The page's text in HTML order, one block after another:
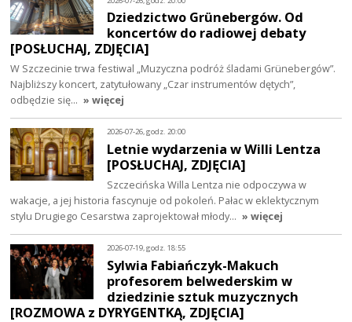
Dziedzictwo Grünebergów. Od
koncertów do radiowej debaty
[POSŁUCHAJ, ZDJĘCIA]
W Szczecinie trwa festiwal „Muzyczna podróż śladami Grünebergów”.
Najbliższy koncert, zatytułowany „Czar instrumentów dętych”,
odbędzie się… » więcej
2026-07-26, godz. 20:00
Letnie wydarzenia w Willi Lentza
[POSŁUCHAJ, ZDJĘCIA]
Szczecińska Willa Lentza nie odpoczywa w
wakacje, a jej historia fascynuje od pokoleń. Pałac w eklektycznym
stylu Drugiego Cesarstwa zaprojektował młody… » więcej
2026-07-19, godz. 18:55
Sylwia Fabiańczyk-Makuch
profesorem belwederskim w
dziedzinie sztuk muzycznych
[ROZMOWA z DYRYGENTKĄ, ZDJĘCIA]